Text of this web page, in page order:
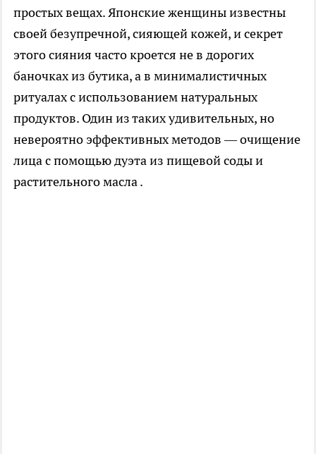
простых вещах. Японские женщины известны
своей безупречной, сияющей кожей, и секрет
этого сияния часто кроется не в дорогих
баночках из бутика, а в минималистичных
ритуалах с использованием натуральных
продуктов. Один из таких удивительных, но
невероятно эффективных методов — очищение
лица с помощью дуэта из пищевой соды и
растительного масла .